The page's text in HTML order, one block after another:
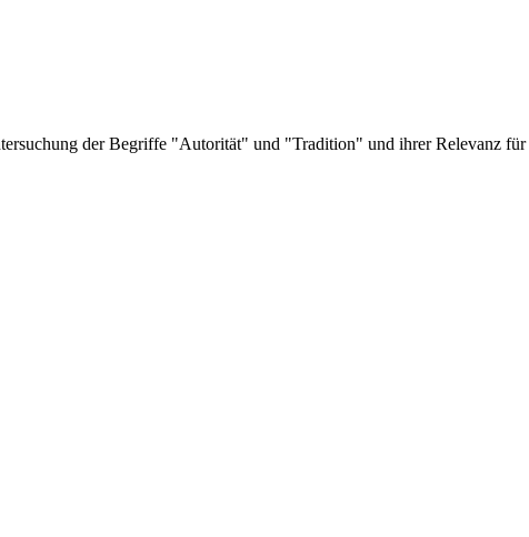
der Begriffe "Autorität" und "Tradition" und ihrer Relevanz für